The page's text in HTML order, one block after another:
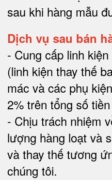
sau khi hàng mẫu
Dịch vụ sau bán
- Cung cấp linh
(linh kiện thay thế
mác và các phụ
2% trên tổng số
- Chịu trách nhiệm
lượng hàng loạt và
và thay thế tương
chúng tôi.